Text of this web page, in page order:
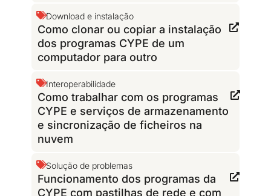
Download e instalação
Como clonar ou copiar a instalação
dos programas CYPE de um
computador para outro
Interoperabilidade
Como trabalhar com os programas
CYPE e serviços de armazenamento
e sincronização de ficheiros na
nuvem
Solução de problemas
Funcionamento dos programas da
CYPE com pastilhas de rede e com